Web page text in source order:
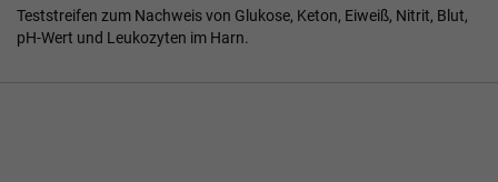
Teststreifen zum Nachweis von Glukose, Keton, Eiweiß, Nitrit, Blut,
pH-Wert und Leukozyten im Harn.